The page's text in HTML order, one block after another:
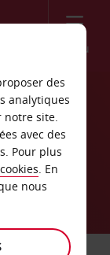
Menu
des
analytiques
notre site.
avec des
Pour plus
. En
nous